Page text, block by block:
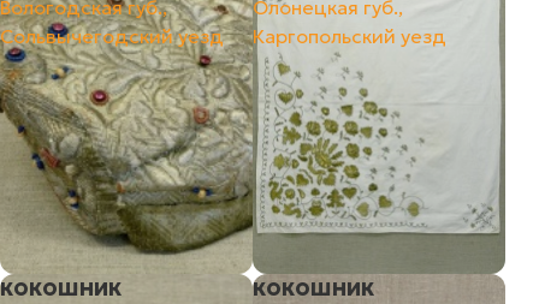
Вологодская губ.,
Сольвычегодский уезд
Олонецкая губ.,
Каргопольский уезд
кокошник кокошник